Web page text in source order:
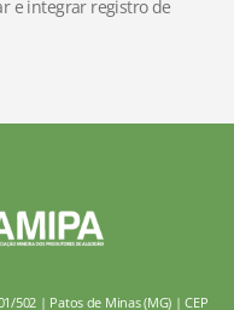
e integrar registro de
502 | Patos de Minas (MG) | CEP